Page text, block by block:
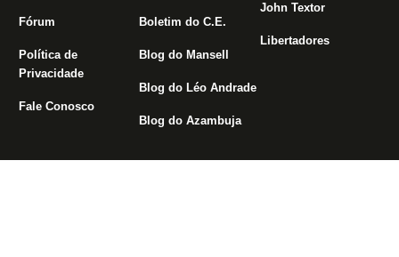
Fórum
Política de
Privacidade
Fale Conosco
Boletim do C.E.
Blog do Mansell
Blog do Léo Andrade
Blog do Azambuja
John Textor
Libertadores